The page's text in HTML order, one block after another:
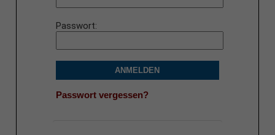
Passwort
ANMELDEN
Passwort vergessen?